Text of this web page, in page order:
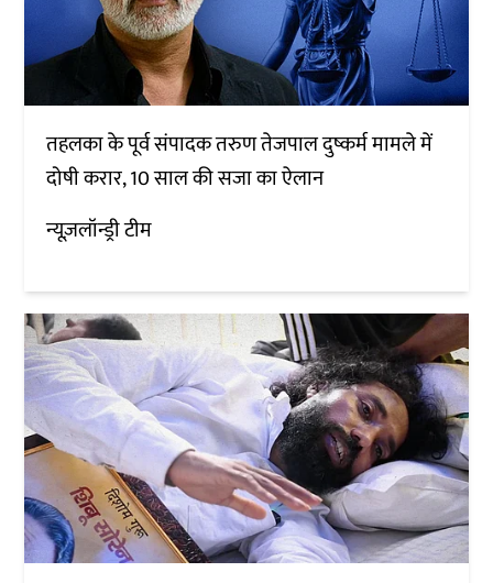
तहलका के पूर्व संपादक तरुण तेजपाल दुष्कर्म मामले में
दोषी करार, 10 साल की सजा का ऐलान
न्यूज़लॉन्ड्री टीम